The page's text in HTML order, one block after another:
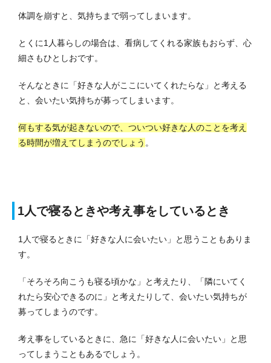
体調を崩すと、気持ちまで弱ってしまいます。
とくに1人暮らしの場合は、看病してくれる家族もおらず、心
細さもひとしおです。
そんなときに「好きな人がここにいてくれたらな」と考える
と、会いたい気持ちが募ってしまいます。
何もする気が起きないので、ついつい好きな人のことを考え
る時間が増えてしまうのでしょう 。
1人で寝るときや考え事をしているとき
1人で寝るときに「好きな人に会いたい」と思うこともありま
す。
「そろそろ向こうも寝る頃かな」と考えたり、「隣にいてく
れたら安心できるのに」と考えたりして、会いたい気持ちが
募ってしまうのです。
考え事をしているときに、急に「好きな人に会いたい」と思
ってしまうこともあるでしょう。